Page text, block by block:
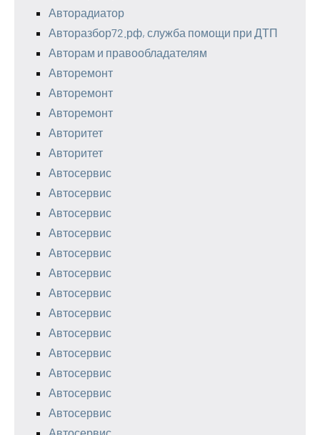
Авторадиатор
Авторазбор72.рф, служба помощи при ДТП
Авторам и правообладателям
Авторемонт
Авторемонт
Авторемонт
Авторитет
Авторитет
Автосервис
Автосервис
Автосервис
Автосервис
Автосервис
Автосервис
Автосервис
Автосервис
Автосервис
Автосервис
Автосервис
Автосервис
Автосервис